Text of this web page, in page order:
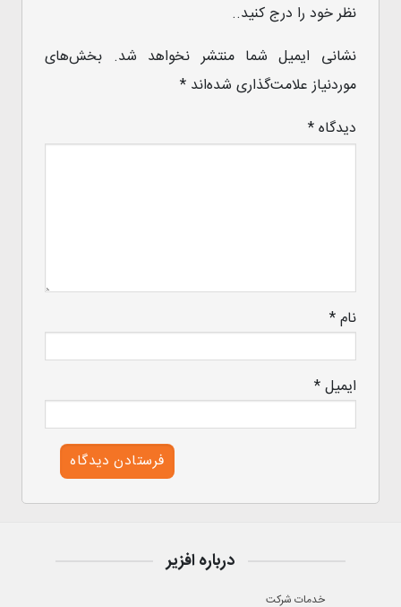
نظر خود را درج کنید..
نشانی ایمیل شما منتشر نخواهد شد. بخش‌های
موردنیاز علامت‌گذاری شده‌اند*
دیدگاه*
نام*
ایمیل*
درباره افزیر
خدمات شرکت